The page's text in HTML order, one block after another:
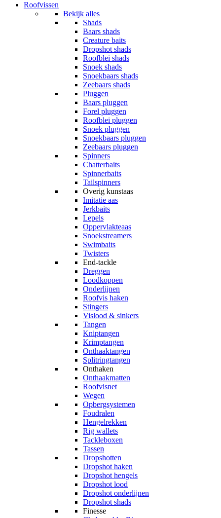
Roofvissen
Bekijk alles
Shads
Baars shads
Creature baits
Dropshot shads
Roofblei shads
Snoek shads
Snoekbaars shads
Zeebaars shads
Pluggen
Baars pluggen
Forel pluggen
Roofblei pluggen
Snoek pluggen
Snoekbaars pluggen
Zeebaars pluggen
Spinners
Chatterbaits
Spinnerbaits
Tailspinners
Overig kunstaas
Imitatie aas
Jerkbaits
Lepels
Oppervlakteaas
Snoekstreamers
Swimbaits
Twisters
End-tackle
Dreggen
Loodkoppen
Onderlijnen
Roofvis haken
Stingers
Vislood & sinkers
Tangen
Kniptangen
Krimptangen
Onthaaktangen
Splitringtangen
Onthaken
Onthaakmatten
Roofvisnet
Wegen
Opbergsystemen
Foudralen
Hengelrekken
Rig wallets
Tackleboxen
Tassen
Dropshotten
Dropshot haken
Dropshot hengels
Dropshot lood
Dropshot onderlijnen
Dropshot shads
Finesse